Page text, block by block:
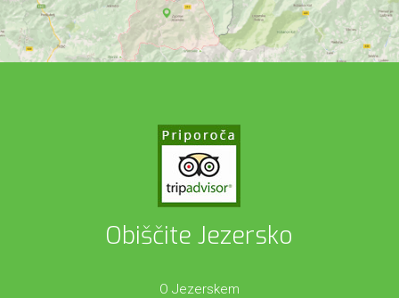
Obiščite Jezersko
O Jezerskem